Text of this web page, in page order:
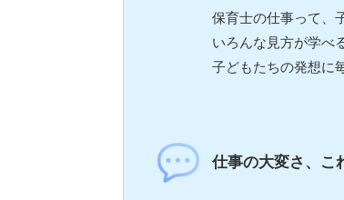
保育士の仕事って、
いろんな見方が学べ
子どもたちの発想に
仕事の大変さ、こ